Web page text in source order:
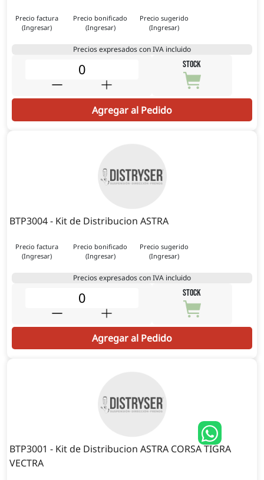
Precio factura
(Ingresar)
Precio bonificado
(Ingresar)
Precio sugerido
(Ingresar)
Precios expresados con IVA incluido
STOCK
Agregar al Pedido
BTP3004 - Kit de Distribucion ASTRA
Precio factura
(Ingresar)
Precio bonificado
(Ingresar)
Precio sugerido
(Ingresar)
Precios expresados con IVA incluido
STOCK
Agregar al Pedido
BTP3001 - Kit de Distribucion ASTRA CORSA TIGRA
VECTRA